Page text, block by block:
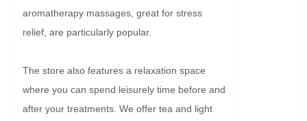
aromatherapy massages, great for stress
relief, are particularly popular.
The store also features a relaxation space
where you can spend leisurely time before and
after your treatments. We offer tea and light